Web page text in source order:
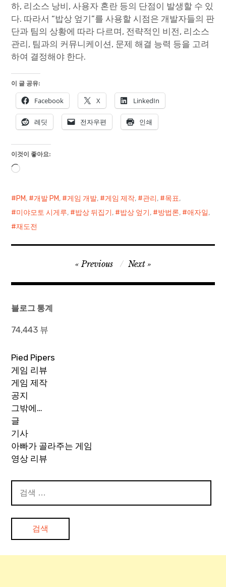
하, 리소스 낭비, 사용자 혼란 등의 단점이 발생할 수 있
다. 따라서 “밥상 엎기”를 사용할 시점은 개발자들의 판
단과 팀의 상황에 따라 다르며, 전략적인 비전, 리소스
관리, 팀과의 커뮤니케이션, 문제 해결 능력 등을 고려
하여 결정해야 한다.
이 글 공유:
Facebook X LinkedIn
레딧 전자우편 인쇄
이것이 좋아요:
로
중...
PM, 개발 PM, 게임 개발, 게임 제작, 관리, 목표,
미야모토 시게루, 밥상 뒤집기, 밥상 엎기, 방법론, 애자일,
재도전
탐
Previous Next
블로그 통계
74,443 뷰
Pied Pipers
게임 리뷰
게임 제작
공지
그밖에…
글
기사
아빠가 골라주는 게임
영상 리뷰
색: